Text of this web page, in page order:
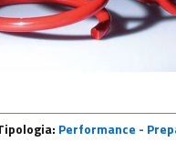
Performance -